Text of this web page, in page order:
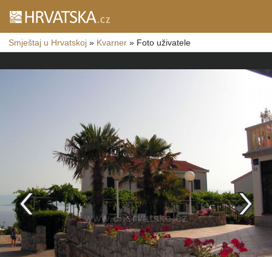
Smještaj u Hrvatskoj » Kvarner » Foto uživatele